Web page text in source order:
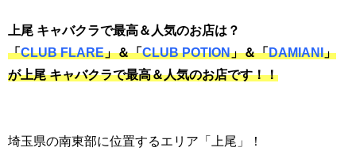
上尾 キャバクラで最高＆人気のお店は？
「CLUB FLARE」＆「CLUB POTION」＆「DAMIANI」
が上尾 キャバクラで最高＆人気のお店です！！
埼玉県の南東部に位置するエリア「上尾」！